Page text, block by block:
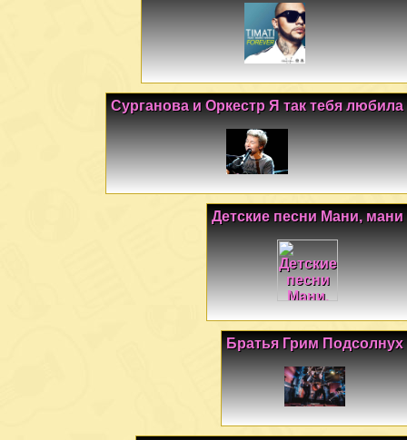
Сурганова и Оркестр Я так тебя любила
Детские песни Мани, мани
Братья Грим Подсолнух